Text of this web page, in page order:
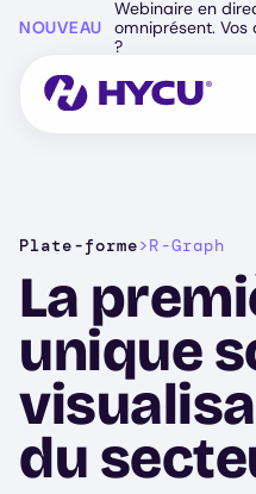
content
NOUVEAU
Webinaire en
omniprésent.
?
Plate-forme>R-Graph
La
unique
du